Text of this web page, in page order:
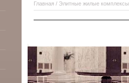
Главная / Элитные жилые комплексы